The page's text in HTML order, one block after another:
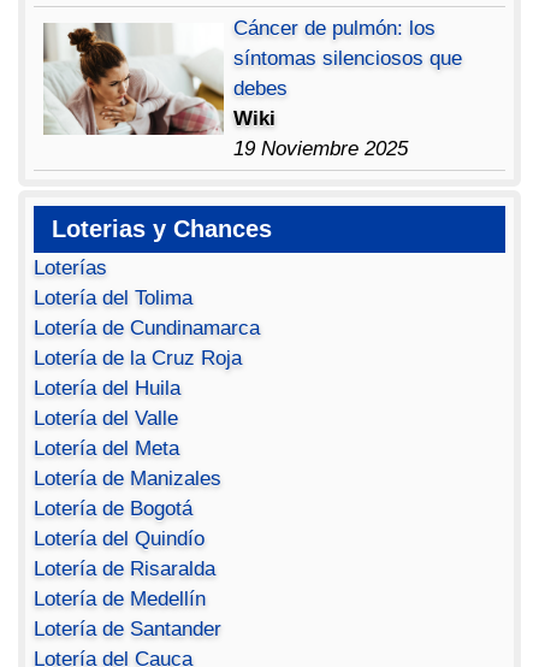
Cáncer de pulmón: los
síntomas silenciosos que
debes
Wiki
19 Noviembre 2025
Loterias y Chances
Loterías
Lotería del Tolima
Lotería de Cundinamarca
Lotería de la Cruz Roja
Lotería del Huila
Lotería del Valle
Lotería del Meta
Lotería de Manizales
Lotería de Bogotá
Lotería del Quindío
Lotería de Risaralda
Lotería de Medellín
Lotería de Santander
Lotería del Cauca